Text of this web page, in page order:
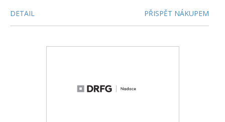
DETAIL PŘISPĚT NÁKUPEM